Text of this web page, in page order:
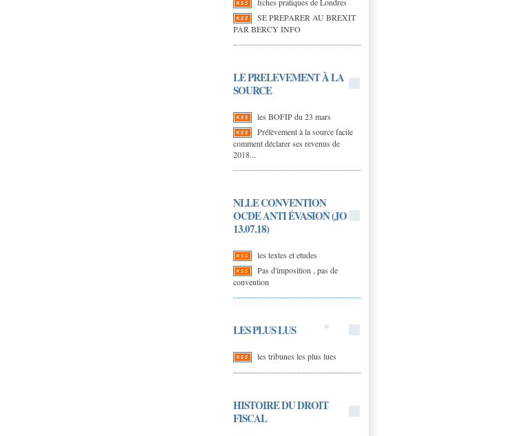
SE PREPARER AU BREXIT
PAR BERCY INFO
LE PRELEVEMENT À LA
SOURCE
les BOFIP du 23 mars
Prélèvement à la source facile
comment déclarer ses revenus de
2018...
NLLE CONVENTION
OCDE ANTI ÉVASION (JO
13.07.18)
les textes et etudes
Pas d'imposition , pas de
convention
LES PLUS LUS
les tribunes les plus lues
HISTOIRE DU DROIT
FISCAL